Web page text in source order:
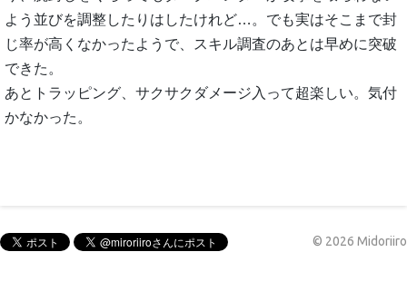
よう並びを調整したりはしたけれど…。でも実はそこまで封
じ率が高くなかったようで、スキル調査のあとは早めに突破
できた。
あとトラッピング、サクサクダメージ入って超楽しい。気付
かなかった。
© 2026 Midoriiro